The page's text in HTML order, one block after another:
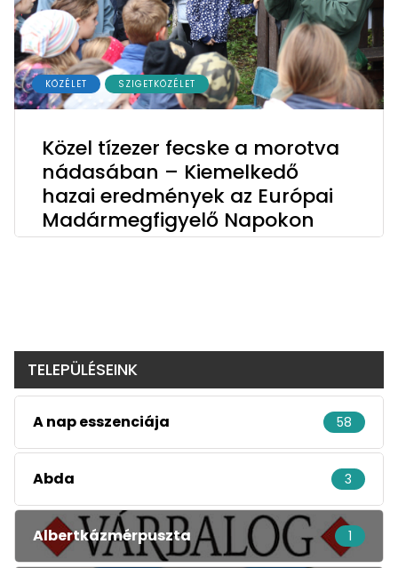
KÖZÉLET SZIGETKÖZÉLET
Közel tízezer fecske a morotva
nádasában – Kiemelkedő
hazai eredmények az Európai
Madármegfigyelő Napokon
TELEPÜLÉSEINK
A nap esszenciája 58
Abda 3
Albertkázmérpuszta 1